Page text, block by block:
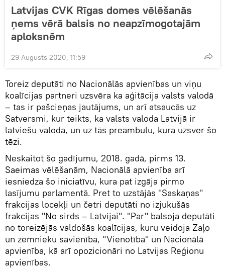
Latvijas CVK Rīgas domes vēlēšanās
ņems vērā balsis no neapzīmogotajām
aploksnēm
29 Augusts 2020, 11:59
Toreiz deputāti no Nacionālās apvienības un viņu
koalīcijas partneri uzsvēra ka aģitācija valsts valodā
– tas ir pašcieņas jautājums, un arī atsaucās uz
Satversmi, kur teikts, ka valsts valoda Latvijā ir
latviešu valoda, un uz tās preambulu, kura uzsver šo
tēzi.
Neskaitot šo gadījumu, 2018. gadā, pirms 13.
Saeimas vēlēšanām, Nacionālā apvienība arī
iesniedza šo iniciatīvu, kura pat izgāja pirmo
lasījumu parlamentā. Pret to uzstājās "Saskaņas"
frakcijas locekļi un četri deputāti no izjukušās
frakcijas "No sirds – Latvijai". "Par" balsoja deputāti
no toreizējās valdošās koalīcijas, kuru veidoja Zaļo
un zemnieku savienība, "Vienotība" un Nacionālā
apvienība, kā arī opozicionāri no Latvijas Reģionu
apvienības.